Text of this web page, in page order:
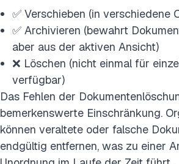
✅ Verschieben (in verschiedene
✅ Archivieren (bewahrt
aber aus der aktiven Ansicht)
❌ Löschen (nicht einmal für
verfügbar)
Das Fehlen der
bemerkenswerte Einschränkung.
können veraltete oder falsche
endgültig entfernen, was zu einer